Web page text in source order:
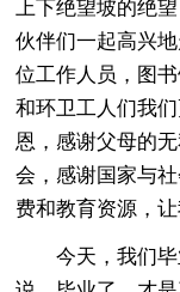
上下绝望坡的绝
伙伴们一起高兴
位工作人员，图
和环卫工人们我
恩，感谢父母的
会，感谢国家与
费和教育资源，
今天，我们